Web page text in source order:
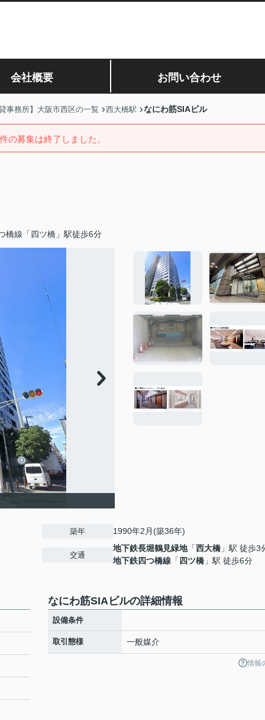
会社概要 お問い合わせ
事務所】大阪市西区の一覧 西大橋駅 なにわ筋SIAビル
の募集は終了しました。
橋線「四ツ橋」駅徒歩6分
築年 1990年2月(築36年)
交通
地下鉄長堀鶴見緑地「西大橋 」駅 徒歩3
地下鉄四つ橋線 「 四ツ橋 」駅 徒歩6分
なにわ筋SIAビルの詳細情報
設備条件
取引態様 一般媒介
情報